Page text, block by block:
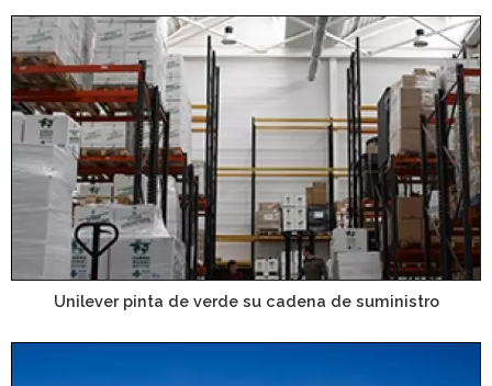
Unilever pinta de verde su cadena de suministro